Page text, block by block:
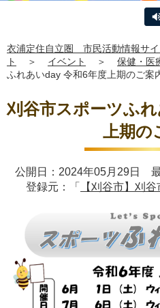
衣浦定住自立圏 市民活動情報サ
ト
＞ イベント ＞ 保健・医
ふれあいday 令和6年度上期のご案
刈谷市スポーツふ
上期の
公開日：2024年05月29日
登録元：「
【刈谷市】刈